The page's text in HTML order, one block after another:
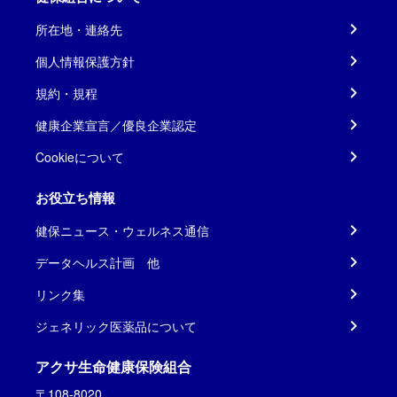
所在地・連絡先
個人情報保護方針
規約・規程
健康企業宣言／優良企業認定
Cookieについて
お役立ち情報
健保ニュース・ウェルネス通信
データヘルス計画 他
リンク集
ジェネリック医薬品について
アクサ生命健康保険組合
〒108-8020